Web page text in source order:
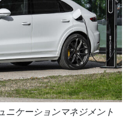
ケーションマネジメント